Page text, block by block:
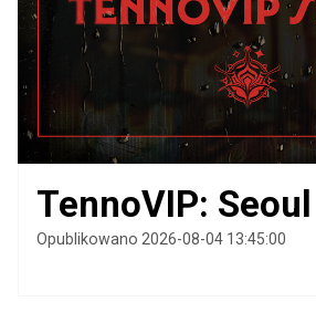
TennoVIP:
Opublikowano 2026-08-04 13:45:00